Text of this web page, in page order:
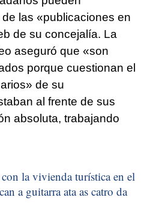
las «publicaciones en
de su concejalía. La
aseguró que «son
porque cuestionan el
de su
al frente de sus
absoluta, trabajando
la vivienda turística en el
a guitarra ata as catro da